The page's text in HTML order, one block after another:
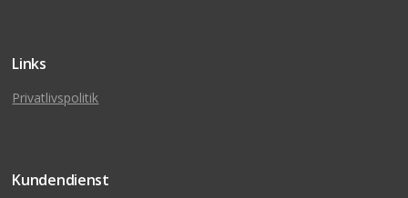
Links
Privatlivspolitik
Kundendienst